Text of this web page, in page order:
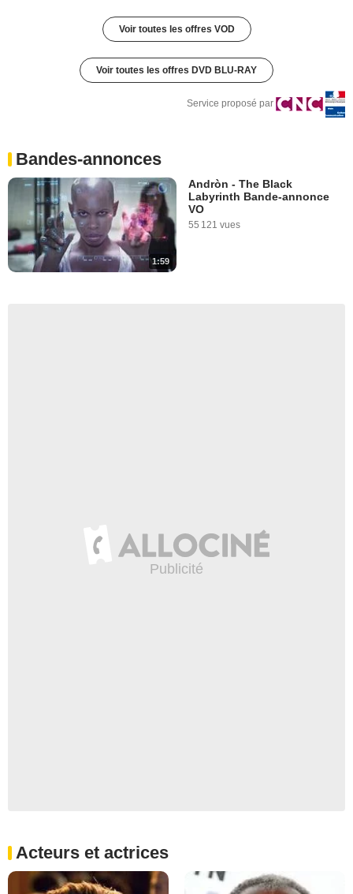
Voir toutes les offres VOD
Voir toutes les offres DVD BLU-RAY
Service proposé par
Bandes-annonces
1:59
Andròn - The Black
Labyrinth Bande-annonce
VO
55 121 vues
Acteurs et actrices